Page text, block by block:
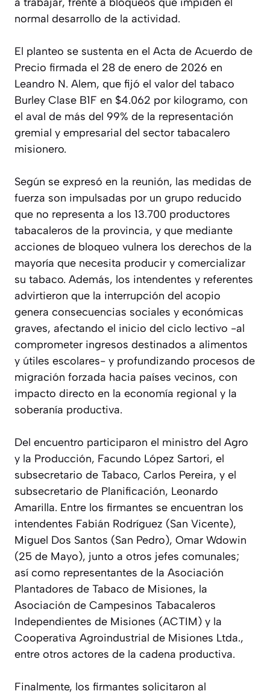
normal desarrollo de la actividad.
El planteo se sustenta en el Acta de Acuerdo de
Precio firmada el 28 de enero de 2026 en
Leandro N. Alem, que fijó el valor del tabaco
Burley Clase B1F en $4.062 por kilogramo, con
el aval de más del 99% de la representación
gremial y empresarial del sector tabacalero
misionero.
Según se expresó en la reunión, las medidas de
fuerza son impulsadas por un grupo reducido
que no representa a los 13.700 productores
tabacaleros de la provincia, y que mediante
acciones de bloqueo vulnera los derechos de la
mayoría que necesita producir y comercializar
su tabaco. Además, los intendentes y referentes
advirtieron que la interrupción del acopio
genera consecuencias sociales y económicas
graves, afectando el inicio del ciclo lectivo -al
comprometer ingresos destinados a alimentos
y útiles escolares- y profundizando procesos de
migración forzada hacia países vecinos, con
impacto directo en la economía regional y la
soberanía productiva.
Del encuentro participaron el ministro del Agro
y la Producción, Facundo López Sartori, el
subsecretario de Tabaco, Carlos Pereira, y el
subsecretario de Planificación, Leonardo
Amarilla. Entre los firmantes se encuentran los
intendentes Fabián Rodríguez (San Vicente),
Miguel Dos Santos (San Pedro), Omar Wdowin
(25 de Mayo), junto a otros jefes comunales;
así como representantes de la Asociación
Plantadores de Tabaco de Misiones, la
Asociación de Campesinos Tabacaleros
Independientes de Misiones (ACTIM) y la
Cooperativa Agroindustrial de Misiones Ltda.,
entre otros actores de la cadena productiva.
Finalmente, los firmantes solicitaron al